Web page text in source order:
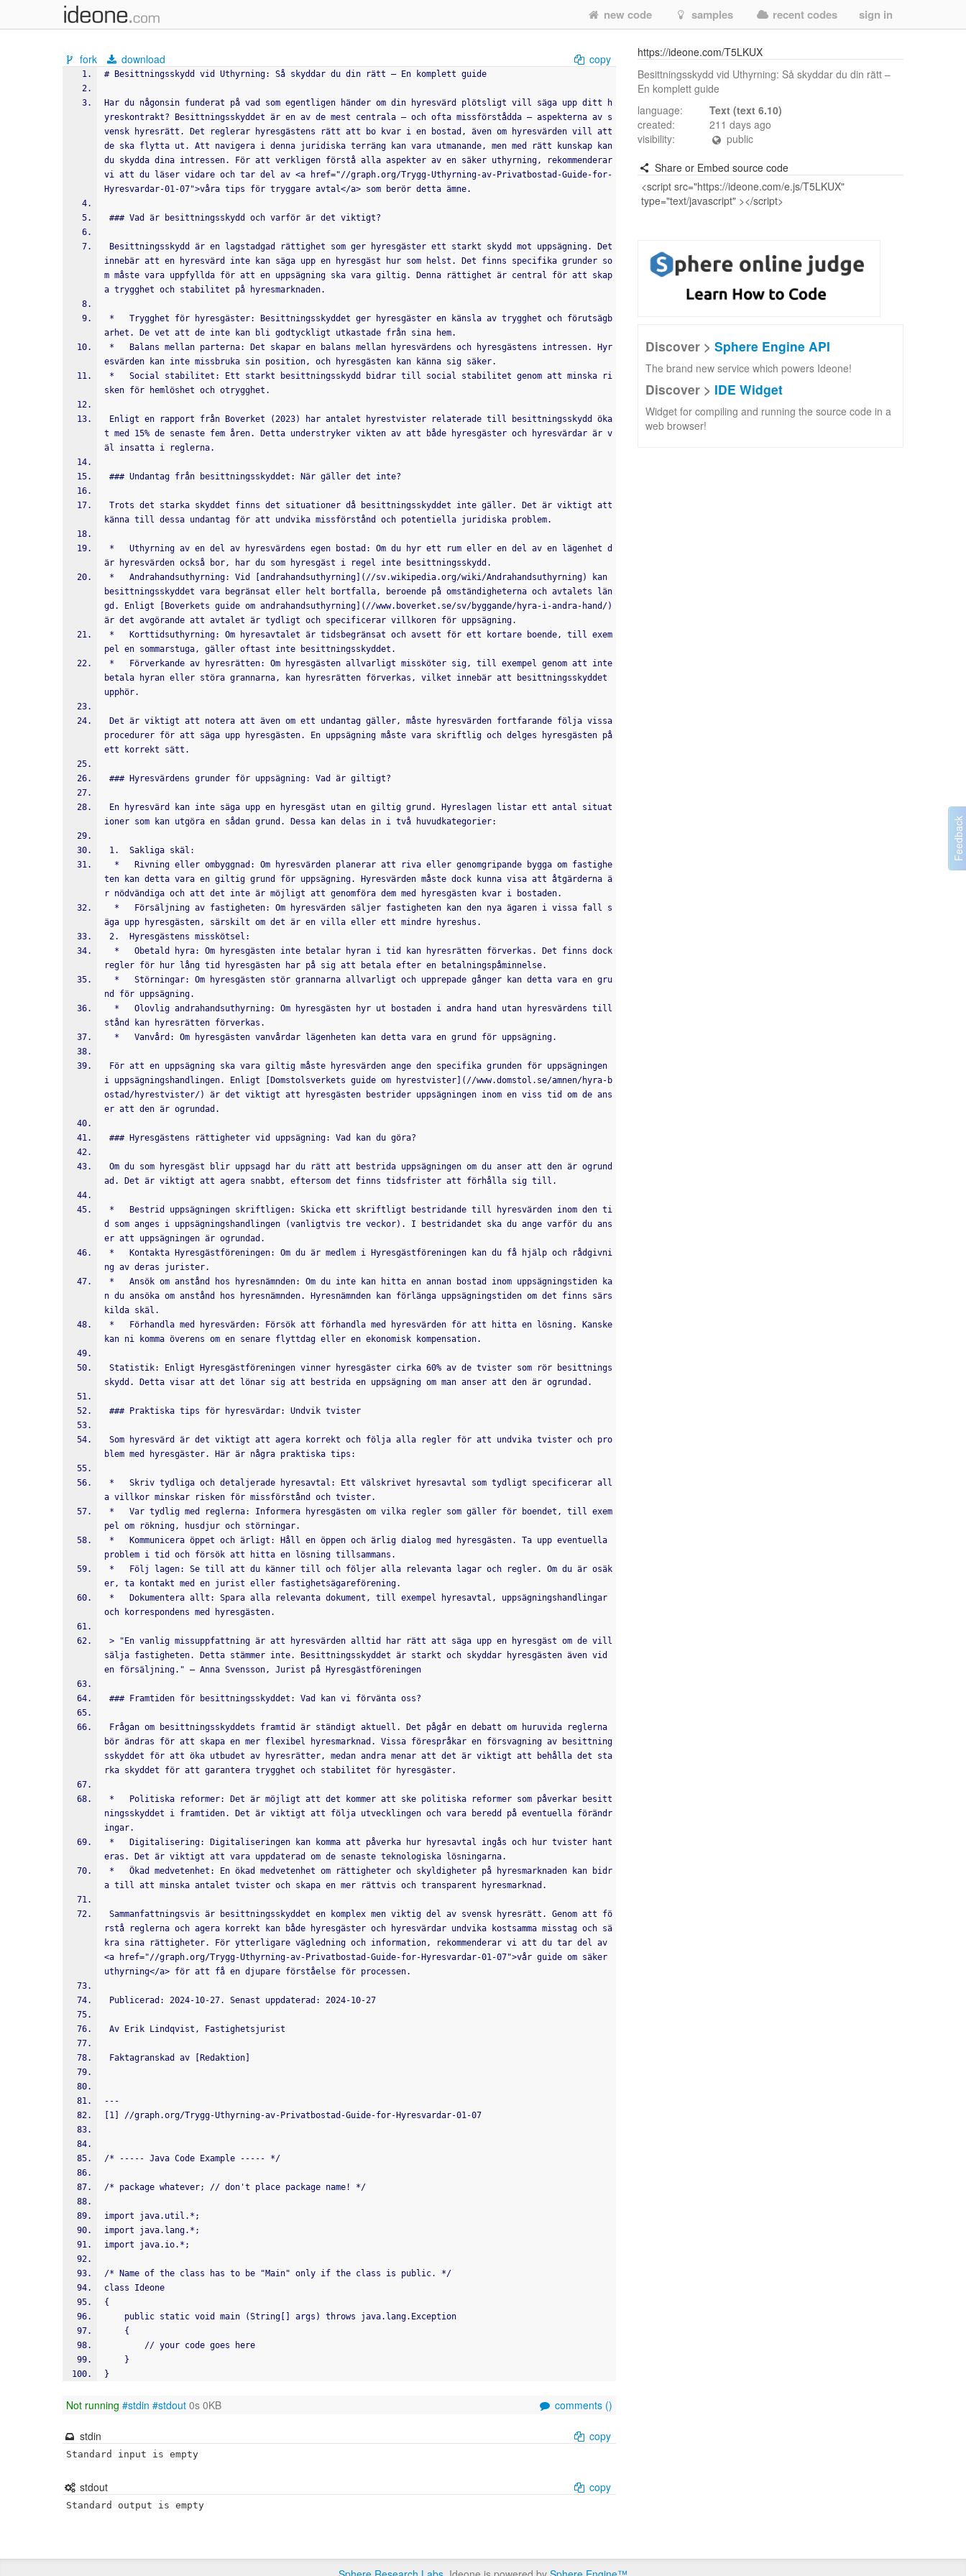
new code samples recent codes sign in
fork download copy
# Besittningsskydd vid Uthyrning: Så skyddar du din rätt – En komplett guide
Har du någonsin funderat på vad som egentligen händer om din hyresvärd plötsligt vill säga upp ditt h
yreskontrakt? Besittningsskyddet är en av de mest centrala – och ofta missförstådda – aspekterna av s
vensk hyresrätt. Det reglerar hyresgästens rätt att bo kvar i en bostad, även om hyresvärden vill att
de ska flytta ut. Att navigera i denna juridiska terräng kan vara utmanande, men med rätt kunskap kan
du skydda dina intressen. För att verkligen förstå alla aspekter av en säker uthyrning, rekommenderar
vi att du läser vidare och tar del av <a href="//graph.org/Trygg-Uthyrning-av-Privatbostad-Guide-for-
Hyresvardar-01-07">våra tips för tryggare avtal</a> som berör detta ämne.
### Vad är besittningsskydd och varför är det viktigt?
innebär att en hyresvärd inte kan säga upp en hyresgäst hur som helst. Det finns specifika grunder so
m måste vara uppfyllda för att en uppsägning ska vara giltig. Denna rättighet är central för att skap
a trygghet och stabilitet på hyresmarknaden.
arhet. De vet att de inte kan bli godtyckligt utkastade från sina hem.
esvärden kan inte missbruka sin position, och hyresgästen kan känna sig säker.
sken för hemlöshet och otrygghet.
t med 15% de senaste fem åren. Detta understryker vikten av att både hyresgäster och hyresvärdar är v
äl insatta i reglerna.
### Undantag från besittningsskyddet: När gäller det inte?
känna till dessa undantag för att undvika missförstånd och potentiella juridiska problem.
är hyresvärden också bor, har du som hyresgäst i regel inte besittningsskydd.
besittningsskyddet vara begränsat eller helt bortfalla, beroende på omständigheterna och avtalets län
gd. Enligt [Boverkets guide om andrahandsuthyrning](//www.boverket.se/sv/byggande/hyra-i-andra-hand/)
är det avgörande att avtalet är tydligt och specificerar villkoren för uppsägning.
pel en sommarstuga, gäller oftast inte besittningsskyddet.
betala hyran eller störa grannarna, kan hyresrätten förverkas, vilket innebär att besittningsskyddet
upphör.
procedurer för att säga upp hyresgästen. En uppsägning måste vara skriftlig och delges hyresgästen på
ett korrekt sätt.
### Hyresvärdens grunder för uppsägning: Vad är giltigt?
ioner som kan utgöra en sådan grund. Dessa kan delas in i två huvudkategorier:
1.  Sakliga skäl:
ten kan detta vara en giltig grund för uppsägning. Hyresvärden måste dock kunna visa att åtgärderna ä
r nödvändiga och att det inte är möjligt att genomföra dem med hyresgästen kvar i bostaden.
äga upp hyresgästen, särskilt om det är en villa eller ett mindre hyreshus.
2.  Hyresgästens misskötsel:
regler för hur lång tid hyresgästen har på sig att betala efter en betalningspåminnelse.
nd för uppsägning.
stånd kan hyresrätten förverkas.
  *   Vanvård: Om hyresgästen vanvårdar lägenheten kan detta vara en grund för uppsägning.
i uppsägningshandlingen. Enligt [Domstolsverkets guide om hyrestvister](//www.domstol.se/amnen/hyra-b
ostad/hyrestvister/) är det viktigt att hyresgästen bestrider uppsägningen inom en viss tid om de ans
er att den är ogrundad.
### Hyresgästens rättigheter vid uppsägning: Vad kan du göra?
ad. Det är viktigt att agera snabbt, eftersom det finns tidsfrister att förhålla sig till.
d som anges i uppsägningshandlingen (vanligtvis tre veckor). I bestridandet ska du ange varför du ans
er att uppsägningen är ogrundad.
ng av deras jurister.
n du ansöka om anstånd hos hyresnämnden. Hyresnämnden kan förlänga uppsägningstiden om det finns särs
kilda skäl.
kan ni komma överens om en senare flyttdag eller en ekonomisk kompensation.
skydd. Detta visar att det lönar sig att bestrida en uppsägning om man anser att den är ogrundad.
### Praktiska tips för hyresvärdar: Undvik tvister
blem med hyresgäster. Här är några praktiska tips:
a villkor minskar risken för missförstånd och tvister.
pel om rökning, husdjur och störningar.
problem i tid och försök att hitta en lösning tillsammans.
er, ta kontakt med en jurist eller fastighetsägareförening.
och korrespondens med hyresgästen.
sälja fastigheten. Detta stämmer inte. Besittningsskyddet är starkt och skyddar hyresgästen även vid
en försäljning." — Anna Svensson, Jurist på Hyresgästföreningen
### Framtiden för besittningsskyddet: Vad kan vi förvänta oss?
bör ändras för att skapa en mer flexibel hyresmarknad. Vissa förespråkar en försvagning av besittning
sskyddet för att öka utbudet av hyresrätter, medan andra menar att det är viktigt att behålla det sta
rka skyddet för att garantera trygghet och stabilitet för hyresgäster.
ningsskyddet i framtiden. Det är viktigt att följa utvecklingen och vara beredd på eventuella förändr
ingar.
eras. Det är viktigt att vara uppdaterad om de senaste teknologiska lösningarna.
a till att minska antalet tvister och skapa en mer rättvis och transparent hyresmarknad.
rstå reglerna och agera korrekt kan både hyresgäster och hyresvärdar undvika kostsamma misstag och sä
kra sina rättigheter. För ytterligare vägledning och information, rekommenderar vi att du tar del av
<a href="//graph.org/Trygg-Uthyrning-av-Privatbostad-Guide-for-Hyresvardar-01-07">vår guide om säker
uthyrning</a> för att få en djupare förståelse för processen.
Publicerad: 2024-10-27. Senast uppdaterad: 2024-10-27
Av Erik Lindqvist, Fastighetsjurist
Faktagranskad av [Redaktion]
---
[1] //graph.org/Trygg-Uthyrning-av-Privatbostad-Guide-for-Hyresvardar-01-07
/* ----- Java Code Example ----- */
/* package whatever; // don't place package name! */
import java.util.*;
import java.lang.*;
import java.io.*;
/* Name of the class has to be "Main" only if the class is public. */
class Ideone
{
    public static void main (String[] args) throws java.lang.Exception
    {
        // your code goes here
    }
}
Not running #stdin #stdout 0s 0KB comments ()
stdin copy
Standard input is empty
stdout copy
Standard output is empty
https://ideone.com/T5LKUX
Besittningsskydd vid Uthyrning: Så skyddar du din rätt –
En komplett guide
language:
Text (text 6.10)
created:
211 days ago
visibility:
public
Share or Embed source code
Discover > Sphere Engine API
The brand new service which powers Ideone!
Discover > IDE Widget
Widget for compiling and running the source code in a
web browser!